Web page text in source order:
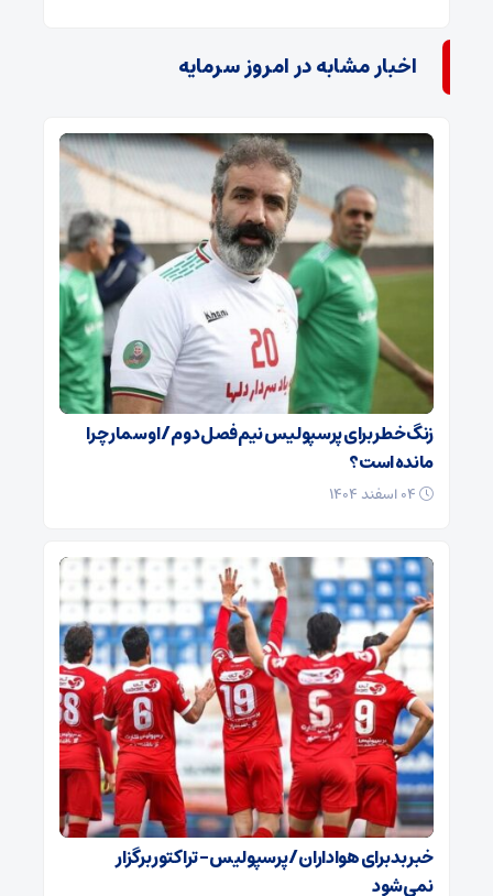
اخبار مشابه در امروز سرمایه
زنگ خطر برای پرسپولیس نیم‌فصل دوم / اوسمار چرا
مانده است؟
خبر بد برای هواداران / پرسپولیس – تراکتور برگزار
نمی‌شود